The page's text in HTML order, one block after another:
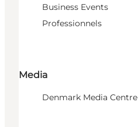
Business Events
Professionnels
Media
Denmark Media Centre